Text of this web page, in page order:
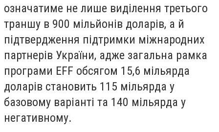
означатиме не лише виділення третього
траншу в 900 мільйонів доларів, а й
підтвердження підтримки міжнародних
партнерів України, адже загальна рамка
програми EFF обсягом 15,6 мільярда
доларів становить 115 мільярда у
базовому варіанті та 140 мільярда у
негативному.